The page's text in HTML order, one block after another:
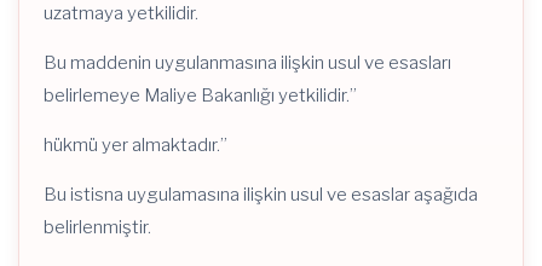
uzatmaya yetkilidir.
Bu maddenin uygulanmasına ilişkin usul ve esasları
belirlemeye Maliye Bakanlığı yetkilidir.”
hükmü yer almaktadır.”
Bu istisna uygulamasına ilişkin usul ve esaslar aşağıda
belirlenmiştir.